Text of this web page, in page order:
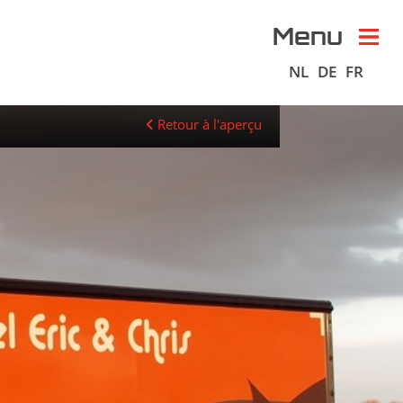
Menu
NL DE FR
Retour à l'aperçu